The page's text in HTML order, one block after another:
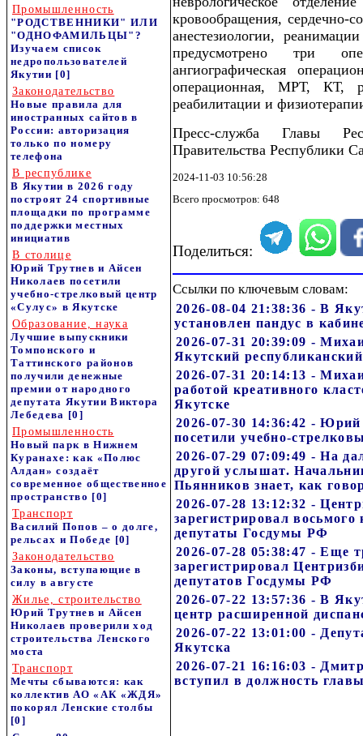
Промышленность
"РОДСТВЕННИКИ" ИЛИ
"ОДНОФАМИЛЬЦЫ"?
Изучаем список
недропользователей
Якутии [0]
Законодательство
Новые правила для
иностранных сайтов в
России: авторизация
только по номеру
телефона
В республике
В Якутии в 2026 году
построят 24 спортивные
площадки по программе
поддержки местных
инициатив
В столице
Юрий Трутнев и Айсен
Николаев посетили
учебно-стрелковый центр
«Сулус» в Якутске
Образование, наука
Лучшие выпускники
Томпонского и
Таттинского районов
получили денежные
премии от народного
депутата Якутии Виктора
Лебедева [0]
Промышленность
Новый парк в Нижнем
Куранахе: как «Полюс
Алдан» создаёт
современное общественное
пространство [0]
Транспорт
Василий Попов – о долге,
рельсах и Победе [0]
Законодательство
Законы, вступающие в
силу в августе
Жилье, строительство
Юрий Трутнев и Айсен
Николаев проверили ход
строительства Ленского
моста
Транспорт
Мечты сбываются: как
коллектив АО «АК «ЖДЯ»
покорял Ленские столбы
[0]
кровообращения, сердечно-
анестезиологии,
предусмотрено три
ангиографическая
операционная, МРТ, КТ,
реабилитации и
Пресс-служба Главы
Правительства Республики
2024-11-03 10:56:28
Всего просмотров: 648
Поделиться:
Ссылки по ключевым словам:
2026-08-04 21:38:36 - В
установлен пандус в
2026-07-31 20:39:09 -
Якутский
2026-07-31 20:14:13 -
работой креативного
Якутске
2026-07-30 14:36:42 -
посетили учебно-
2026-07-29 07:09:49 - На
другой услышат.
Пьянников знает, как
2026-07-28 13:12:32 -
зарегистрировал
депутаты Госдумы РФ
2026-07-28 05:38:47 - Еще
зарегистрировал
депутатов Госдумы РФ
2026-07-22 13:57:36 - В
центр расширенной
2026-07-22 13:01:00 -
Якутска
2026-07-21 16:16:03 -
вступил в должность